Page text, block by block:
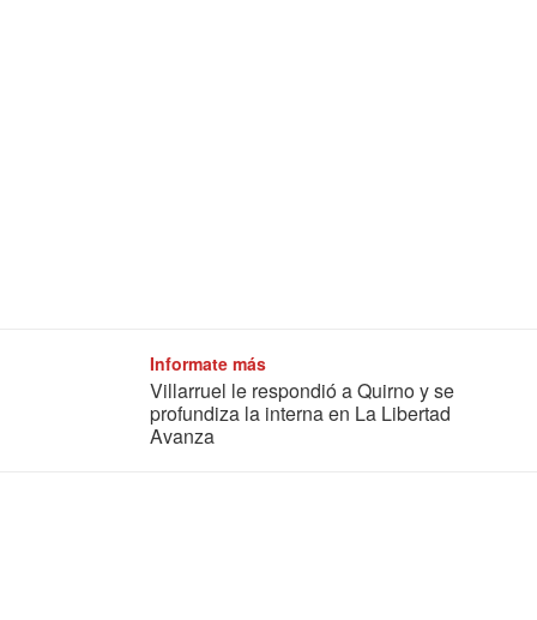
Informate más
Villarruel le respondió a Quirno y se
profundiza la interna en La Libertad
Avanza